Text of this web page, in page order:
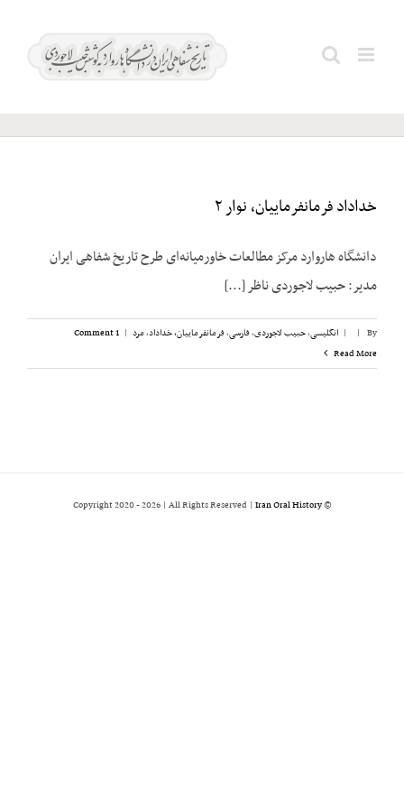
Kaiser
خداداد فرمانفرماییان، نوار ۲
دانشگاه هاروارد مرکز مطالعات خاورمیانه‌ای طرح تاریخ شفاهی ایران
مدیر: حبیب لاجوردی ناظر [...]
By
|
| انگلیسی,حبیب لاجوردی,فارسی,فرمانفرماییان، خداداد,مرد |
1 Comment
Read More
© Copyright 2020 -
2026 | All Rights Reserved | Iran Oral History